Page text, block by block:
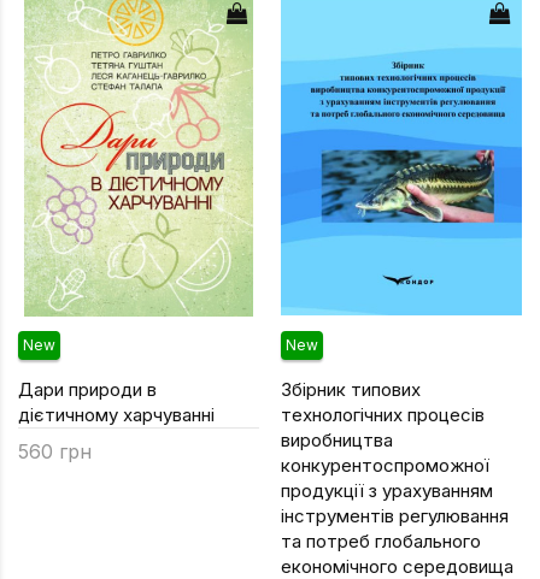
Географія
Геологія
Дитяча
Економіка
Журналістика
Іноземні мови
Інформаційні
Мехмат
Міжнародні
Педагогіка
Підручники
Психології
РЕКС
УДО
Філософський
Хімічний
ДЛЯ ВСІХ
Уся атрибутика
New
Дари природи в
дієтичному харчуванні
560 грн
New
Збірник типових
технологічних процесів
виробництва
конкурентоспроможної
продукції з урахуванням
інструментів регулювання
та потреб глобального
економічного середовища